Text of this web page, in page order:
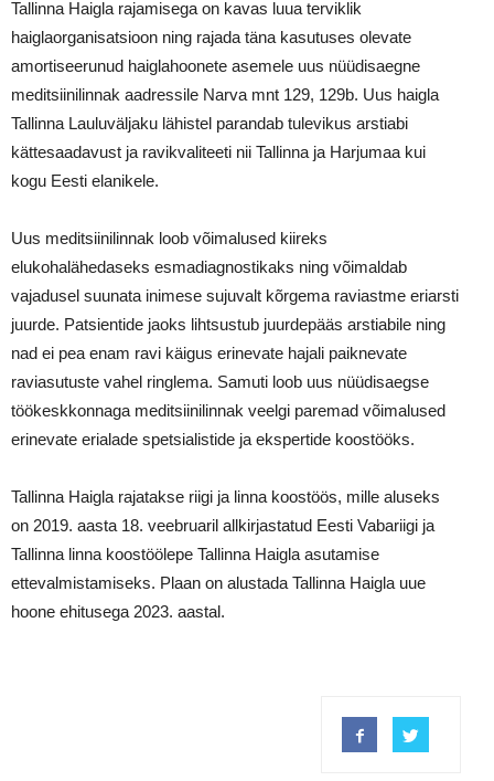
Tallinna Haigla rajamisega on kavas luua terviklik
haiglaorganisatsioon ning rajada täna kasutuses olevate
amortiseerunud haiglahoonete asemele uus nüüdisaegne
meditsiinilinnak aadressile Narva mnt 129, 129b. Uus haigla
Tallinna Lauluväljaku lähistel parandab tulevikus arstiabi
kättesaadavust ja ravikvaliteeti nii Tallinna ja Harjumaa kui
kogu Eesti elanikele.
Uus meditsiinilinnak loob võimalused kiireks
elukohalähedaseks esmadiagnostikaks ning võimaldab
vajadusel suunata inimese sujuvalt kõrgema raviastme eriarsti
juurde. Patsientide jaoks lihtsustub juurdepääs arstiabile ning
nad ei pea enam ravi käigus erinevate hajali paiknevate
raviasutuste vahel ringlema. Samuti loob uus nüüdisaegse
töökeskkonnaga meditsiinilinnak veelgi paremad võimalused
erinevate erialade spetsialistide ja ekspertide koostööks.
Tallinna Haigla rajatakse riigi ja linna koostöös, mille aluseks
on 2019. aasta 18. veebruaril allkirjastatud Eesti Vabariigi ja
Tallinna linna koostöölepe Tallinna Haigla asutamise
ettevalmistamiseks. Plaan on alustada Tallinna Haigla uue
hoone ehitusega 2023. aastal.